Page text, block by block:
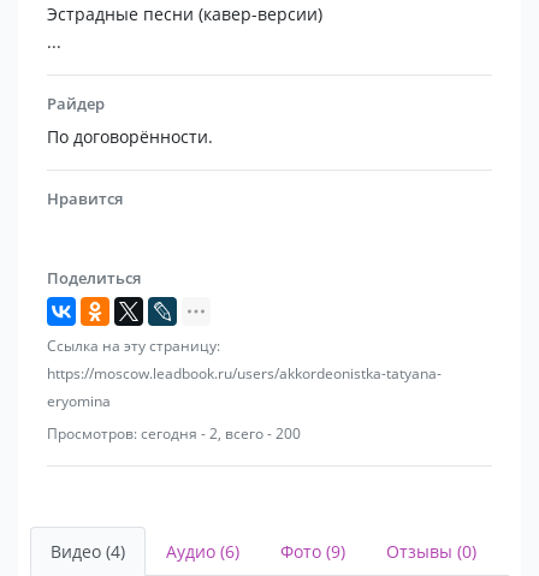
Эстрадные песни (кавер-версии)
...
Райдер
По договорённости.
Нравится
Поделиться
Ссылка на эту страницу:
https://moscow.leadbook.ru/users/akkordeonistka-tatyana-
eryomina
Просмотров: сегодня - 2, всего - 200
Видео (4) Аудио (6) Фото (9) Отзывы (0)